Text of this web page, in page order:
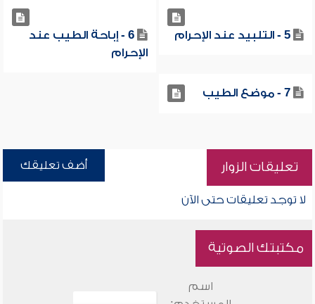
5 - التلبيد عند الإحرام
6 - إباحة الطيب عند
الإحرام
7 - موضع الطيب
تعليقات الزوار أضف تعليقك
لا توجد تعليقات حتى الآن
مكتبتك الصوتية
اسم